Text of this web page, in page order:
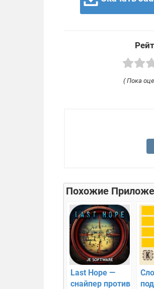
( Пока
Похожие
Last Hope —
cнайпер против